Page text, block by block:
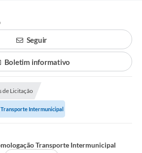
Seguir
Boletim informativo
de Licitação
Intermunicipal
Transporte Intermunicipal